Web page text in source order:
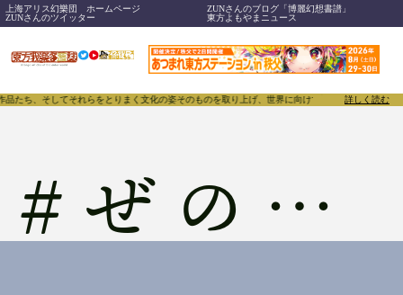
上海アリス幻樂団 ホームページ
ZUNさんのブログ「博麗幻想書譜」
ZUNさんのツイッター
東方よもやまニュース
、そしてそれらをとりまく文化の姿そのものを取り上げ、世界に向けて誇らしく発信する
詳しく読む
# ぜのさいど